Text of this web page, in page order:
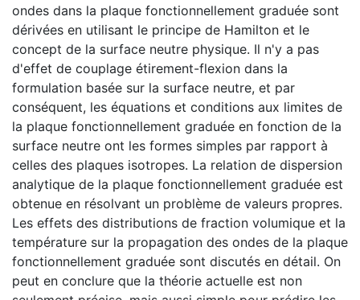
ondes dans la plaque fonctionnellement graduée sont
dérivées en utilisant le principe de Hamilton et le
concept de la surface neutre physique. Il n'y a pas
d'effet de couplage étirement-flexion dans la
formulation basée sur la surface neutre, et par
conséquent, les équations et conditions aux limites de
la plaque fonctionnellement graduée en fonction de la
surface neutre ont les formes simples par rapport à
celles des plaques isotropes. La relation de dispersion
analytique de la plaque fonctionnellement graduée est
obtenue en résolvant un problème de valeurs propres.
Les effets des distributions de fraction volumique et la
température sur la propagation des ondes de la plaque
fonctionnellement graduée sont discutés en détail. On
peut en conclure que la théorie actuelle est non